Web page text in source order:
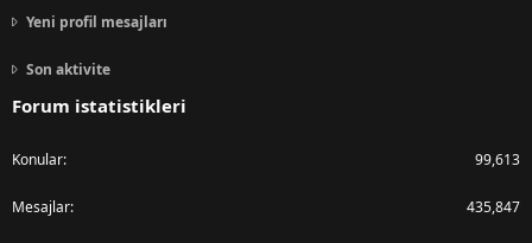
Yeni profil mesajları
Son aktivite
Forum istatistikleri
Konular 99,613
Mesajlar 435,847